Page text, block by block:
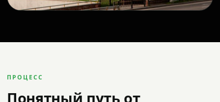
ПРОЦЕСС
Понятный путь от